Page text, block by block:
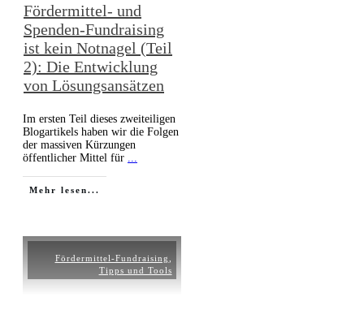
Fördermittel- und
Spenden-Fundraising
ist kein Notnagel (Teil
2): Die Entwicklung
von Lösungsansätzen
Im ersten Teil dieses zweiteiligen
Blogartikels haben wir die Folgen
der massiven Kürzungen
öffentlicher Mittel für
Mehr lesen...
Fördermittel-Fundraising
Tipps und Tools